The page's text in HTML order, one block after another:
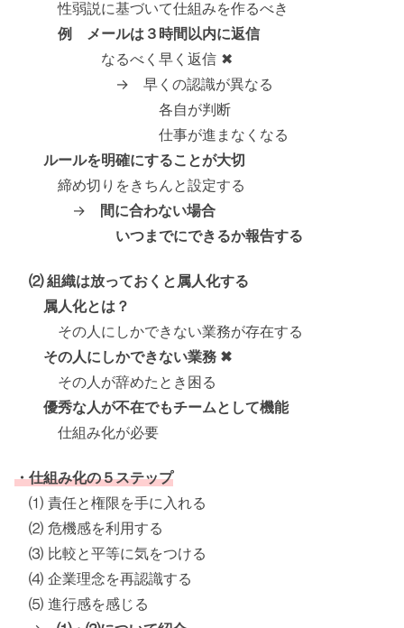
性弱説に基づいて仕組みを作るべき
例 メールは３時間以内に返信
なるべく早く返信 ✖
→ 早くの認識が異なる
各自が判断
仕事が進まなくなる
ルールを明確にすることが大切
締め切りをきちんと設定する
→ 間に合わない場合
いつまでにできるか報告する
⑵ 組織は放っておくと属人化する
属人化とは？
その人にしかできない業務が存在する
その人にしかできない業務 ✖
その人が辞めたとき困る
優秀な人が不在でもチームとして機能
仕組み化が必要
・仕組み化の５ステップ
⑴ 責任と権限を手に入れる
⑵ 危機感を利用する
⑶ 比較と平等に気をつける
⑷ 企業理念を再認識する
⑸ 進行感を感じる